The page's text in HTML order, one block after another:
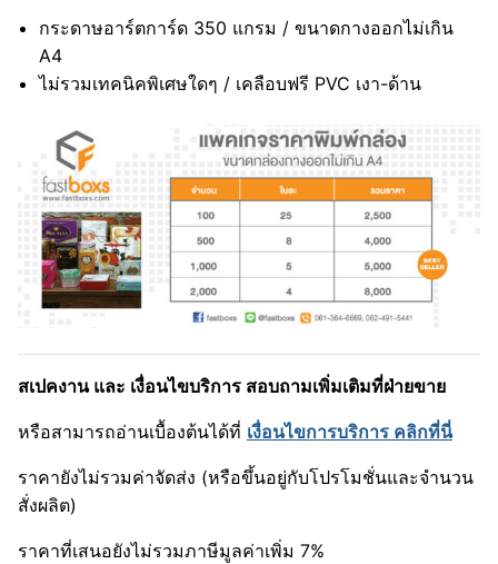
กระดาษอาร์ตการ์ด 350 แกรม / ขนาดกางออกไม่เกิน
A4
ไม่รวมเทคนิคพิเศษใดๆ / เคลือบฟรี PVC เงา-ด้าน
สเปคงาน และ เงื่อนไขบริการ สอบถามเพิ่มเติมที่ฝ่ายขาย
หรือสามารถอ่านเบื้องต้นได้ที่ เงื่อนไขการบริการ คลิกที่นี่
ราคายังไม่รวมค่าจัดส่ง (หรือขึ้นอยู่กับโปรโมชั่นและจำนวน
สั่งผลิต)
ราคาที่เสนอยังไม่รวมภาษีมูลค่าเพิ่ม 7%